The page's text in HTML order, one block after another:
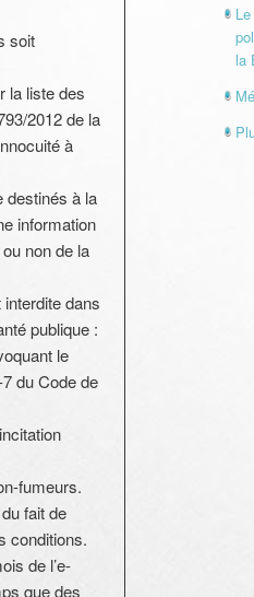
soit
la liste des
2012 de la
à
destinés à la
information
non de la
interdite dans
publique :
le
du Code de
fumeurs.
fait de
conditions.
de l’e-
que des
la